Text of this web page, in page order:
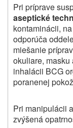
Pri príprave
aseptické
kontaminácii,
odporúča
miešanie
okuliare,
inhalácii BCG
poranenej
Pri manipulácii
zvýšená